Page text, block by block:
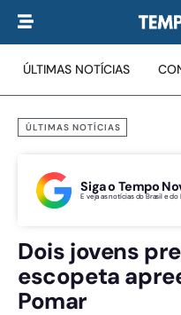
ÚLTIMAS NOTÍCIAS
ÚLTIMAS NOTÍCIAS
Siga o Tempo
E veja as notícias do Brasil e
Dois jovens
escopeta
Pomar